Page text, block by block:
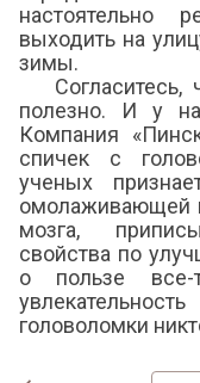
настоятельно
выходить на
зимы.
полезно. И у
Компания
спичек с
ученых
омолаживающей
мозга,
свойства по
о пользе все-
головоломки